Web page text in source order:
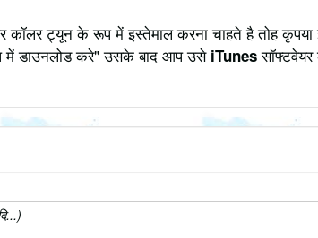
कॉलर ट्यून के रूप में इस्तेमाल करना चाहते है तोह
में डाउनलोड करे" उसके बाद आप उसे iTunes